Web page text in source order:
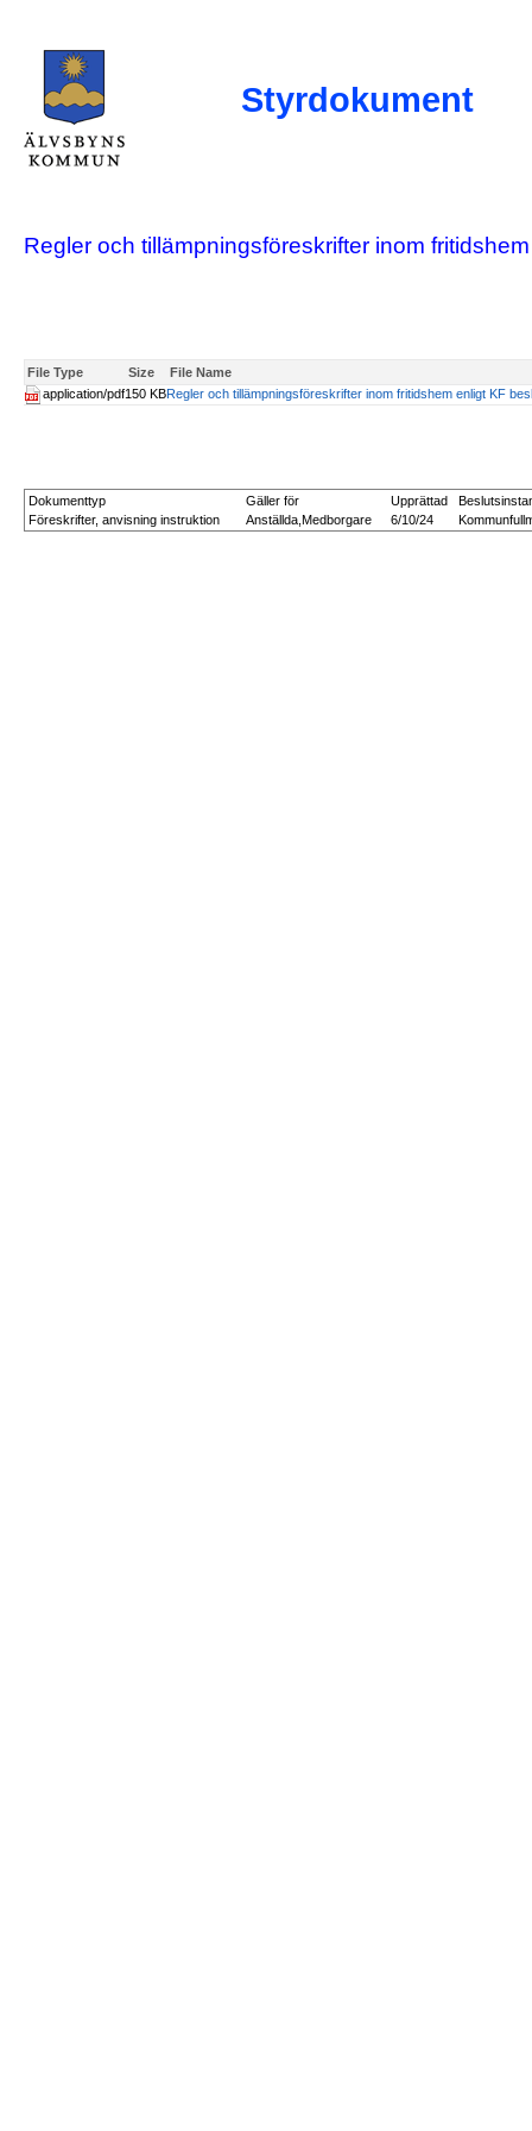
Styrdokument
Regler och tillämpningsföreskrifter inom
File Type Size
File Name
application/pdf150 KBRegler och tillämpningsföreskrifter inom fritidshem enligt KF
Dokumenttyp Gäller för Upprättad
Föreskrifter, anvisning instruktion
Anställda,Medborgare 6/10/24